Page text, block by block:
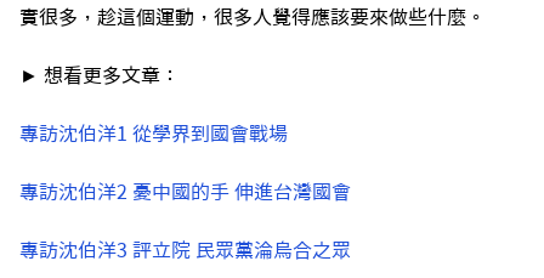
實很多，趁這個運動，很多人覺得應該要來做些什麼。
► 想看更多文章：
專訪沈伯洋1 從學界到國會戰場
專訪沈伯洋2 憂中國的手 伸進台灣國會
專訪沈伯洋3 評立院 民眾黨淪烏合之眾